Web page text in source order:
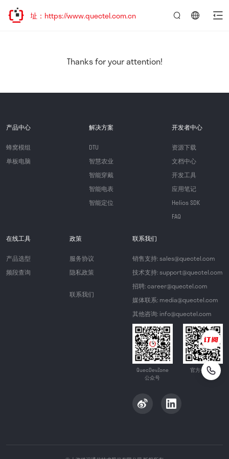
访问新址：https://www.quectel.com.cn
Thanks for your attention!
产品中心
蜂窝模组
单板电脑
解决方案
DTU
智慧农业
智能穿戴
智能电表
智能定位
开发者中心
资源下载
文档中心
开发工具
应用笔记
Helios SDK
FAQ
在线工具
产品选型
频段查询
政策
服务协议
隐私政策
联系我们
联系我们
销售支持: sales@quectel.com
技术支持: support@quectel.com
招聘: career@quectel.com
媒体联系: media@quectel.com
其他咨询: info@quectel.com
QuecDevZone
公众号
官方公众号